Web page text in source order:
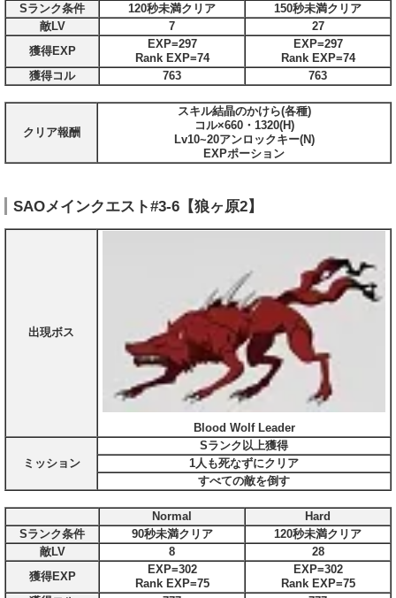
Sランク条件
120秒未満クリア
150秒未満クリア
敵LV
7
27
獲得EXP
EXP=297
Rank EXP=74
EXP=297
Rank EXP=74
獲得コル
763 763
クリア報酬
スキル結晶のかけら(各種)
コル×660・1320(H)
Lv10~20アンロックキー(N)
EXPポーション
SAOメインクエスト#3-6【狼ヶ原2】
出現ボス
Blood Wolf Leader
ミッション
Sランク以上獲得
1人も死なずにクリア
すべての敵を倒す
Normal
Hard
Sランク条件
90秒未満クリア
120秒未満クリア
敵LV
8
28
獲得EXP
EXP=302
Rank EXP=75
EXP=302
Rank EXP=75